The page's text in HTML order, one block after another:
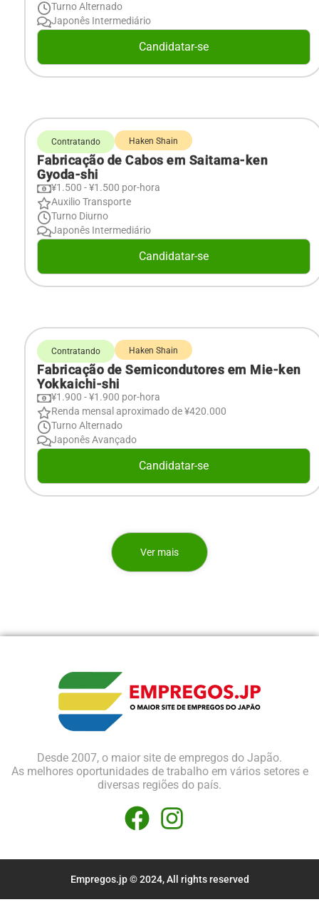
Turno Alternado
Japonês Intermediário
Candidatar-se
Contratando Haken Shain
Fabricação de Cabos em Saitama-ken
Gyoda-shi
¥1.500 - ¥1.500 por-hora
Auxilio Transporte
Turno Diurno
Japonês Intermediário
Candidatar-se
Contratando Haken Shain
Fabricação de Semicondutores em Mie-ken
Yokkaichi-shi
¥1.900 - ¥1.900 por-hora
Renda mensal aproximado de ¥420.000
Turno Alternado
Japonês Avançado
Candidatar-se
Ver mais
Desde 2007, o maior site de empregos do Japão.
As melhores oportunidades de trabalho em vários setores e
diversas regiões do país.
Empregos.jp © 2024, All rights reserved